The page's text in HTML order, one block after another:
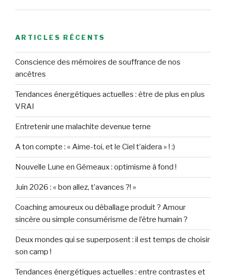
ARTICLES RÉCENTS
Conscience des mémoires de souffrance de nos
ancêtres
Tendances énergétiques actuelles : être de plus en plus
VRAI
Entretenir une malachite devenue terne
A ton compte : « Aime-toi, et le Ciel t’aidera » ! :)
Nouvelle Lune en Gémeaux : optimisme à fond !
Juin 2026 : « bon allez, t’avances ?! »
Coaching amoureux ou déballage produit ? Amour
sincère ou simple consumérisme de l’être humain ?
Deux mondes qui se superposent : il est temps de choisir
son camp !
Tendances énergétiques actuelles : entre contrastes et